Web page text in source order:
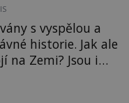
s vyspělou a
historie. Jak ale
na Zemi? Jsou i
nebo je snad
také